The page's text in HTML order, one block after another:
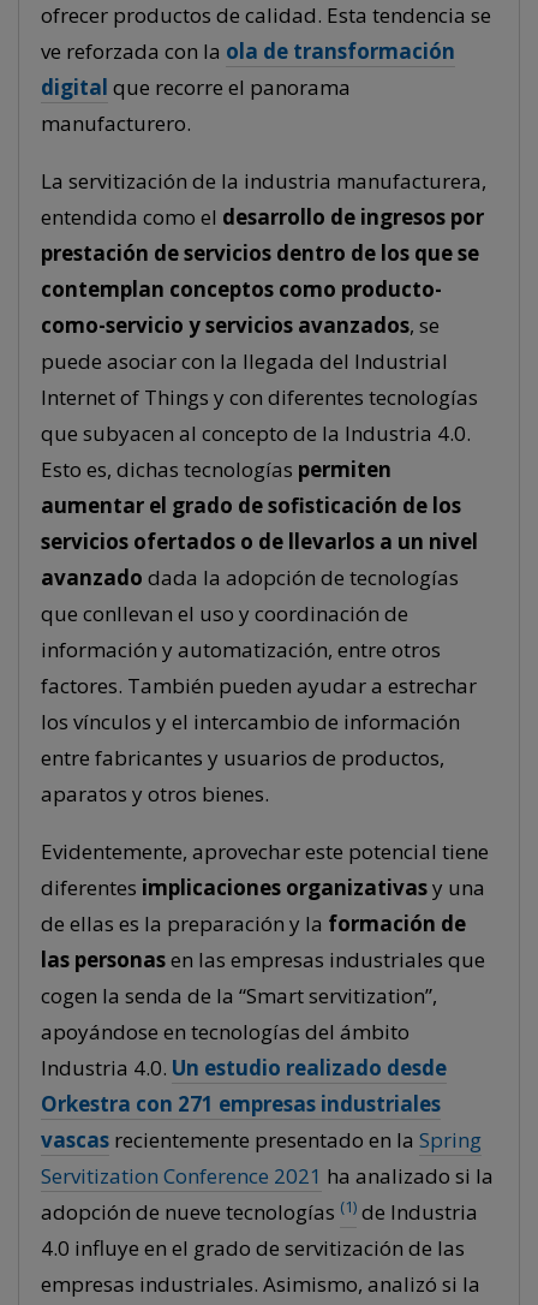
ofrecer productos de calidad. Esta tendencia se
ve reforzada con la ola de transformación
digital que recorre el panorama
manufacturero.
La servitización de la industria manufacturera,
entendida como el desarrollo de ingresos por
prestación de servicios dentro de los que se
contemplan conceptos como producto-
como-servicio y servicios avanzados, se
puede asociar con la llegada del Industrial
Internet of Things y con diferentes tecnologías
que subyacen al concepto de la Industria 4.0.
Esto es, dichas tecnologías permiten
aumentar el grado de sofisticación de los
servicios ofertados o de llevarlos a un nivel
avanzado dada la adopción de tecnologías
que conllevan el uso y coordinación de
información y automatización, entre otros
factores. También pueden ayudar a estrechar
los vínculos y el intercambio de información
entre fabricantes y usuarios de productos,
aparatos y otros bienes.
Evidentemente, aprovechar este potencial tiene
diferentes implicaciones organizativasy una
de ellas es la preparación y la formación de
las personasen las empresas industriales que
cogen la senda de la “Smart servitization”,
apoyándose en tecnologías del ámbito
Industria 4.0. Un estudio realizado desde
Orkestra con 271 empresas industriales
vascas recientemente presentado en la Spring
Servitization Conference 2021 ha analizado si la
adopción de nueve tecnologías (1) de Industria
4.0 influye en el grado de servitización de las
empresas industriales. Asimismo, analizó si la